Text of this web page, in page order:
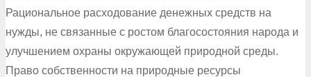
Рациональное расходование денежных средств на
нужды, не связанные с ростом благосостояния народа и
улучшением охраны окружающей природной среды.
Право собственности на природные ресурсы